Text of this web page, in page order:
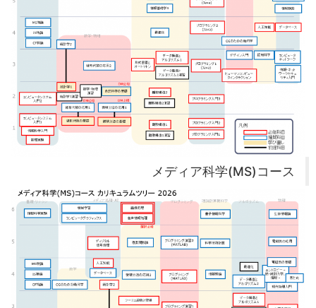
メディア科学(MS)コース